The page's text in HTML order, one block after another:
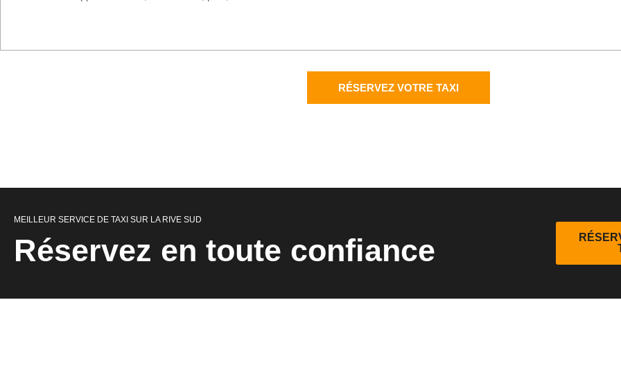
RÉSERVEZ VOTRE TAXI
MEILLEUR SERVICE DE TAXI SUR LA RIVE SUD
Réservez en toute confiance